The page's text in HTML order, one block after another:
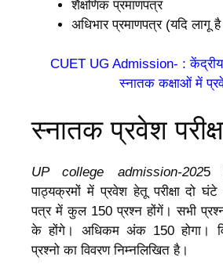
शैक्षणिक प्रमाणपत्र
अधिभार प्रमाणपत्र (यदि लागू है
CUET UG Admission- : केंद्रीय
स्नातक कक्षाओं में
स्नातक प्रवेश
UP college admission-2025
पाठ्यक्रमों में प्रवेश हेतू परीक्षा दो
पत्र में कुल 150 प्रश्न होंगें। सभी
के होंगे। अधिकम अंक 150 होगा।
प्रश्नो का विवरण निम्नलिखित है।